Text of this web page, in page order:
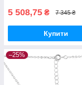
5 508,75 ₴ 7 345 ₴
Купити
–25%